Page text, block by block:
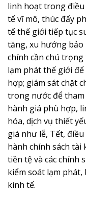
linh hoạt trong
tế vĩ mô, thúc đẩy
tế thế giới tiếp tục
tăng, xu hướng
chính cần chú
lạm phát thế giới
hợp; giám sát chặt
trong nước để tham
hành giá phù hợp,
hóa, dịch vụ thiết
giá như lễ, Tết,
hành chính sách tài
tiền tệ và các chính
kiểm soát lạm phát,
kinh tế.